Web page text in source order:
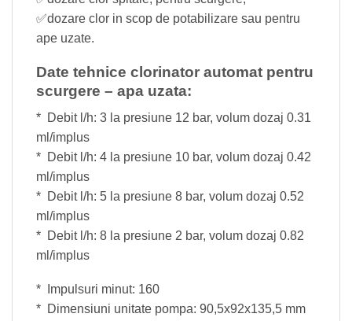
✅️dozare clor in scop de potabilizare sau pentru
ape uzate.
Date tehnice clorinator automat pentru
scurgere – apa uzata:
* Debit l/h: 3 la presiune 12 bar, volum dozaj 0.31
ml/implus
* Debit l/h: 4 la presiune 10 bar, volum dozaj 0.42
ml/implus
* Debit l/h: 5 la presiune 8 bar, volum dozaj 0.52
ml/implus
* Debit l/h: 8 la presiune 2 bar, volum dozaj 0.82
ml/implus
* Impulsuri minut: 160
* Dimensiuni unitate pompa: 90,5x92x135,5 mm